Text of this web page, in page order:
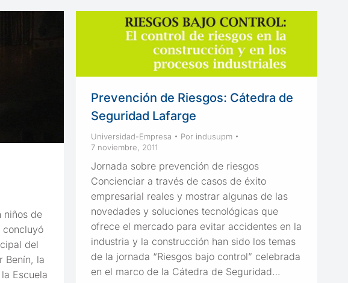
niños de
concluyó
del
Benín, la
Escuela
Prevención de Riesgos: Cátedra de
Seguridad Lafarge
Universidad-Empresa Por indusupm
7 noviembre, 2011
Jornada sobre prevención de riesgos
Concienciar a través de casos de éxito
empresarial reales y mostrar algunas de las
novedades y soluciones tecnológicas que
ofrece el mercado para evitar accidentes en la
industria y la construcción han sido los temas
de la jornada “Riesgos bajo control” celebrada
en el marco de la Cátedra de Seguridad…